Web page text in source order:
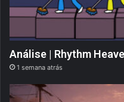
Análise | Rhythm
1 semana atrás